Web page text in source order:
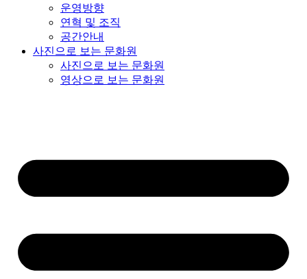
운영방향
연혁 및 조직
공간안내
사진으로 보는 문화원
사진으로 보는 문화원
영상으로 보는 문화원